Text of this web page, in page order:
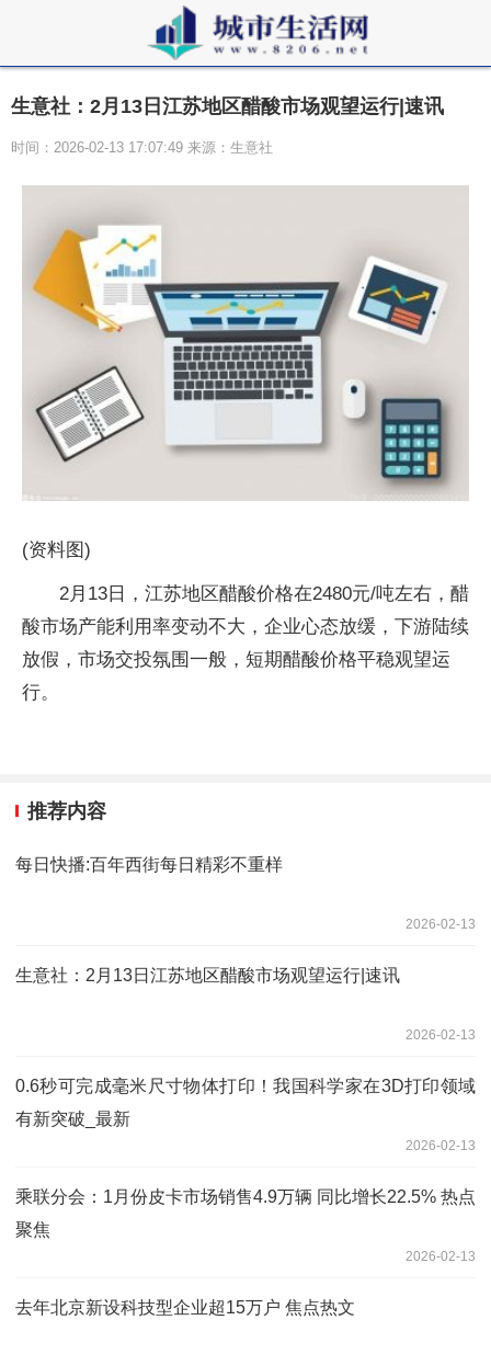
生意社：2月13日江苏地区醋酸市场观望运行|速讯
时间：2026-02-13 17:07:49 来源：生意社
(资料图)
2月13日，江苏地区醋酸价格在2480元/吨左右，醋
酸市场产能利用率变动不大，企业心态放缓，下游陆续
放假，市场交投氛围一般，短期醋酸价格平稳观望运
行。
推荐内容
每日快播:百年西街每日精彩不重样
2026-02-13
生意社：2月13日江苏地区醋酸市场观望运行|速讯
2026-02-13
0.6秒可完成毫米尺寸物体打印！我国科学家在3D打印领域
有新突破_最新
2026-02-13
乘联分会：1月份皮卡市场销售4.9万辆 同比增长22.5% 热点
聚焦
2026-02-13
去年北京新设科技型企业超15万户 焦点热文